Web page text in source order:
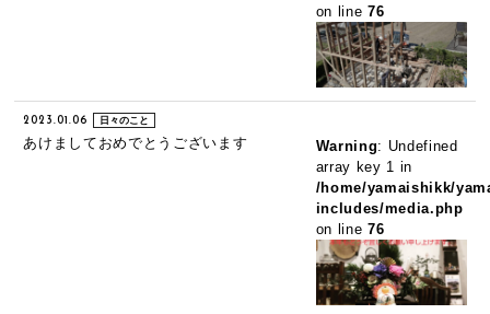
on line76
Warning: Undefined
array key 1 in
/home/yamaishikk/
includes/media.php
on line76
2023.01.06 日々のこと
あけましておめでとうございます